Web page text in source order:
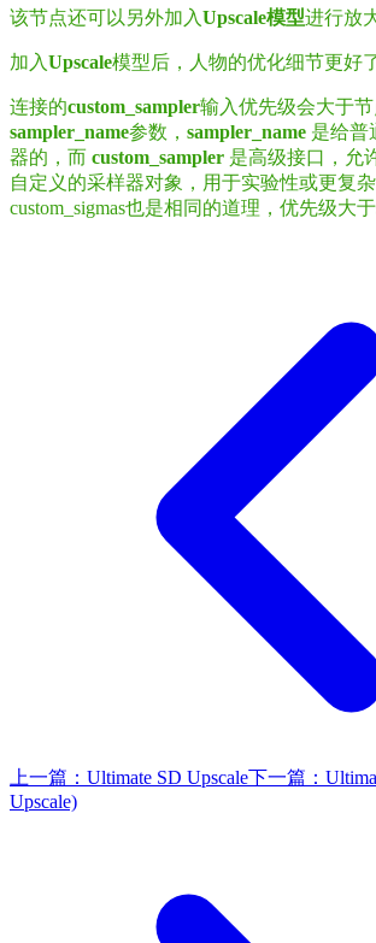
该节点还可以另外加入Upscale模型进行放
加入Upscale模型后，人物的优化细节更好了
连接的custom_sampler输入优先级会大于
sampler_name参数， sampler_name 是给普
器的，而 custom_sampler 是高级接口，允
自定义的采样器对象，用于实验性或更复杂
custom_sigmas也是相同的道理，优先级大于
上一篇： Ultimate SD Upscale下一篇：
Upscale)